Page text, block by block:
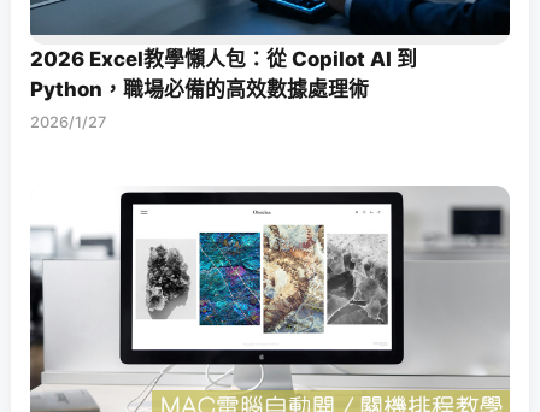
2026 Excel教學懶人包：從 Copilot AI 到
Python，職場必備的高效數據處理術
2026/1/27